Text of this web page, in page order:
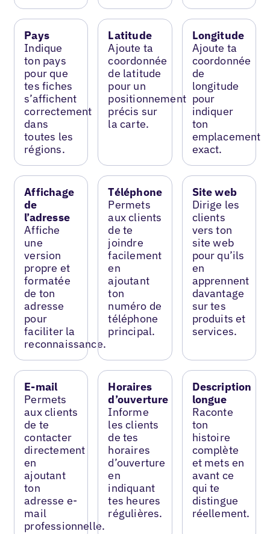
Pays
Indique
ton pays
pour que
tes fiches
s’affichent
correctement
dans
toutes les
régions.
Latitude
Ajoute ta
coordonnée
de latitude
pour un
positionnement
précis sur
la carte.
Longitude
Ajoute ta
coordonnée
de
longitude
pour
indiquer
ton
emplacement
exact.
Affichage
de
l’adresse
Affiche
une
version
propre et
formatée
de ton
adresse
pour
faciliter la
reconnaissance.
Téléphone
Permets
aux clients
de te
joindre
facilement
en
ajoutant
ton
numéro de
téléphone
principal.
Site web
Dirige les
clients
vers ton
site web
pour qu’ils
en
apprennent
davantage
sur tes
produits et
services.
E-mail
Permets
aux clients
de te
contacter
directement
en
ajoutant
ton
adresse e-
mail
professionnelle.
Horaires
d’ouverture
Informe
les clients
de tes
horaires
d’ouverture
en
indiquant
tes heures
régulières.
Description
longue
Raconte
ton
histoire
complète
et mets en
avant ce
qui te
distingue
réellement.